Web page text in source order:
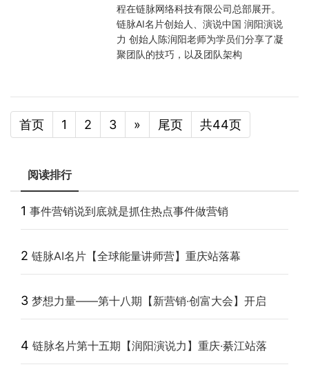
程在链脉网络科技有限公司总部展开。
链脉AI名片创始人、演说中国 润阳演说
力 创始人陈润阳老师为学员们分享了凝
聚团队的技巧，以及团队架构
首页 1 2 3 » 尾页 共44页
阅读排行
1 事件营销说到底就是抓住热点事件做营销
2 链脉AI名片【全球能量讲师营】重庆站落幕
3 梦想力量——第十八期【新营销·创富大会】开启
4 链脉名片第十五期【润阳演说力】重庆·綦江站落